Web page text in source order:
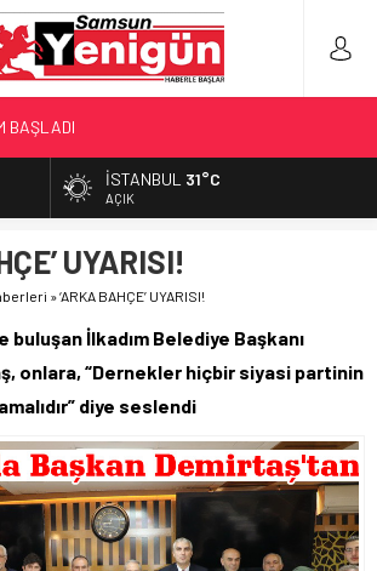
BAŞLADI
HEDEF 5’İNCİLİK!
YAPIN!’
YAPILAN EN BÜYÜK HATALAR
İSTANBUL 31°C
AÇIK
UYARISI!
»‘ARKA BAHÇE’ UYARISI!
buluşan İlkadım Belediye Başkanı
onlara, “Dernekler hiçbir siyasi partinin
diye seslendi